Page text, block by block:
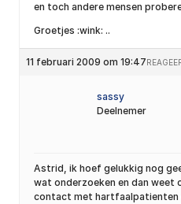
en toch andere mensen
Groetjes :wink: ..
11 februari 2009 om 19:47
sassy
Deelnemer
Astrid, ik hoef gelukkig nog
wat onderzoeken en dan weet
contact met hartfaalpatienten